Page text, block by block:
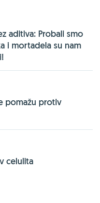
aditiva: Probali smo
i mortadela su nam
pomažu protiv
celulita